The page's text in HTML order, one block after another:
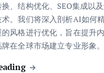
、结构优化、SEO集成以
。我们将深入剖析AI如何
风格进行优化，旨在提升
在全球市场建立专业形象。